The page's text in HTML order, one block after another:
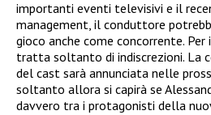
importanti eventi televisivi e il
management, il conduttore
gioco anche come concorrente.
tratta soltanto di indiscrezioni. La
del cast sarà annunciata nelle
soltanto allora si capirà se
davvero tra i protagonisti della